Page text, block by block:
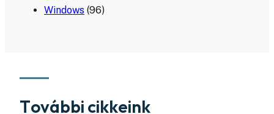
Windows (96)
További cikkeink